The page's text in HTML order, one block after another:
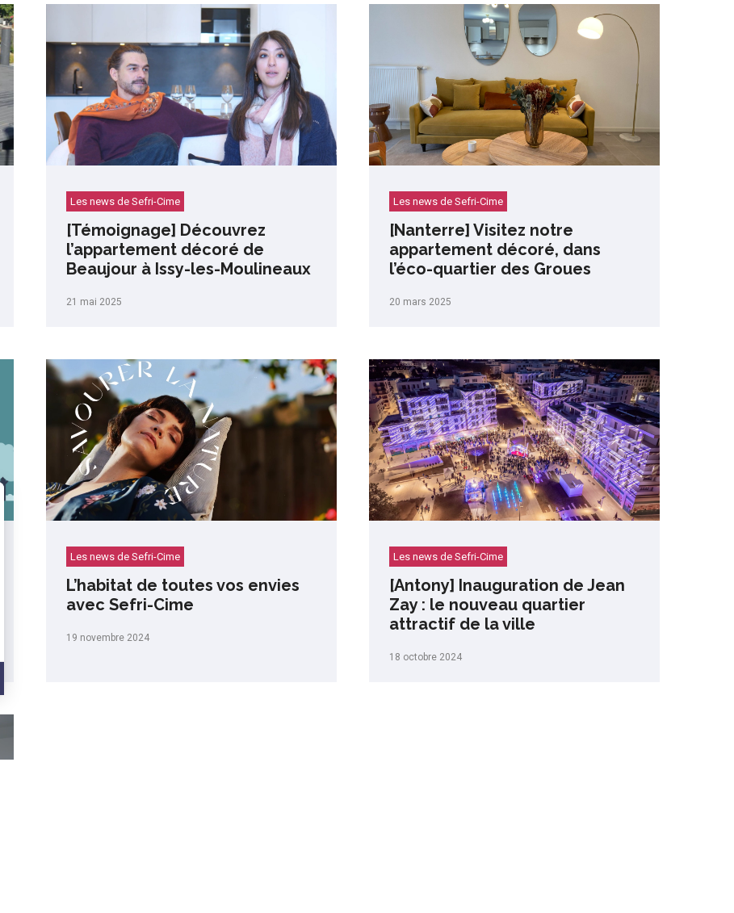
Les news de Sefri-Cime
[Témoignage] Découvrez
l’appartement décoré de
Beaujour à Issy-les-Moulineaux
21 mai 2025
Les news de Sefri-Cime
[Nanterre] Visitez notre
appartement décoré, dans
l’éco-quartier des Groues
20 mars 2025
Les news de Sefri-Cime
L’habitat de toutes vos envies
avec Sefri-Cime
19 novembre 2024
Les news de Sefri-Cime
[Antony] Inauguration de Jean
Zay : le nouveau quartier
attractif de la ville
18 octobre 2024
de confidentialité, en garantissant la conformité avec les réglementations. Personnalisez vos préférences pour